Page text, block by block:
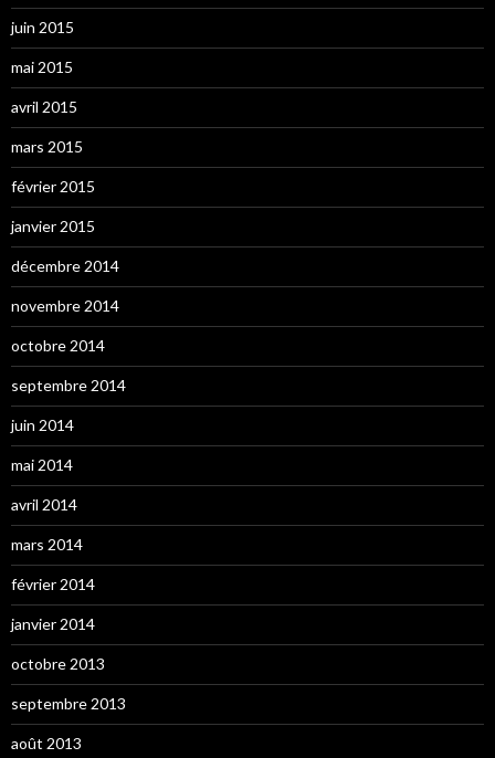
juin 2015
mai 2015
avril 2015
mars 2015
février 2015
janvier 2015
décembre 2014
novembre 2014
octobre 2014
septembre 2014
juin 2014
mai 2014
avril 2014
mars 2014
février 2014
janvier 2014
octobre 2013
septembre 2013
août 2013